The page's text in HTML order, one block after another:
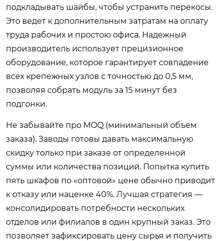
подкладывать шайбы, чтобы устранить перекосы.
Это ведет к дополнительным затратам на оплату
труда рабочих и простою офиса. Надежный
производитель использует прецизионное
оборудование, которое гарантирует совпадение
всех крепежных узлов с точностью до 0,5 мм,
позволяя собрать модуль за 15 минут без
подгонки.
Не забывайте про MOQ (минимальный объем
заказа). Заводы готовы давать максимальную
скидку только при заказе от определенной
суммы или количества позиций. Попытка купить
пять шкафов по «оптовой» цене обычно приводит
к отказу или наценке 40%. Лучшая стратегия —
консолидировать потребности нескольких
отделов или филиалов в один крупный заказ. Это
позволяет зафиксировать цену сырья и получить